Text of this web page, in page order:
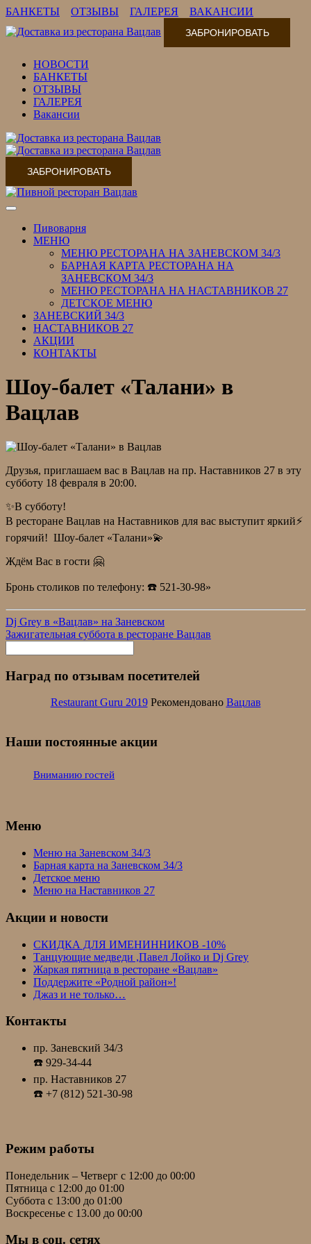
БАНКЕТЫ ОТЗЫВЫ ГАЛЕРЕЯ ВАКАНСИИ
ЗАБРОНИРОВАТЬ
НОВОСТИ
БАНКЕТЫ
ОТЗЫВЫ
ГАЛЕРЕЯ
Вакансии
ЗАБРОНИРОВАТЬ
Переключить
навигациюПивоварня
МЕНЮ
МЕНЮ РЕСТОРАНА НА ЗАНЕВСКОМ 34/3
БАРНАЯ КАРТА РЕСТОРАНА НА
ЗАНЕВСКОМ 34/3
МЕНЮ РЕСТОРАНА НА НАСТАВНИКОВ 27
ДЕТСКОЕ МЕНЮ
ЗАНЕВСКИЙ 34/3
НАСТАВНИКОВ 27
АКЦИИ
КОНТАКТЫ
Шоу-балет «Талани» в
Вацлав
Друзья, приглашаем вас в Вацлав на пр. Наставников 27 в эту
субботу 18 февраля в 20:00.
✨В субботу!
В ресторане Вацлав на Наставников для вас выступит яркий⚡
горячий! Шоу-балет «Талани»💫
Ждём Вас в гости 🤗
Бронь столиков по телефону: ☎️ 521-30-98»
Dj Grey в «Вацлав» на Заневском
Зажигательная суббота в ресторане Вацлав
Наград по отзывам посетителей
Restaurant Guru 2019 Рекомендовано Вацлав
Наши постоянные акции
Вниманию гостей
Меню
Меню на Заневском 34/3
Барная карта на Заневском 34/3
Детское меню
Меню на Наставников 27
Акции и новости
СКИДКА ДЛЯ ИМЕНИННИКОВ -10%
Танцующие медведи ,Павел Лойко и Dj Grey
Жаркая пятница в ресторане «Вацлав»
Поддержите «Родной район»!
Джаз и не только…
Контакты
пр. Заневский 34/3
☎️ 929-34-44
пр. Наставников 27
☎️ +7 (812) 521-30-98
Режим работы
Понедельник – Четверг с 12:00 до 00:00
Пятница с 12:00 до 01:00
Суббота с 13:00 до 01:00
Воскресенье с 13.00 до 00:00
Мы в соц. сетях